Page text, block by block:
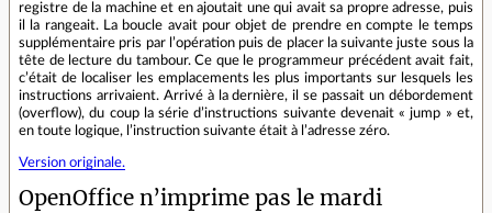
registre de la machine et en ajoutait une qui avait sa propre adresse, puis
il la rangeait. La boucle avait pour objet de prendre en compte le temps
supplémentaire pris par l’opération puis de placer la suivante juste sous la
tête de lecture du tambour. Ce que le programmeur précédent avait fait,
c’était de localiser les emplacements les plus importants sur lesquels les
instructions arrivaient. Arrivé à la dernière, il se passait un débordement
(overflow), du coup la série d’instructions suivante devenait « jump » et,
en toute logique, l’instruction suivante était à l’adresse zéro.
Version originale.
OpenOffice n’imprime pas le mardi